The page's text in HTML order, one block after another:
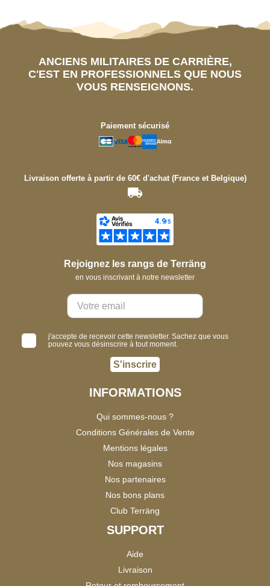
ANCIENS MILITAIRES DE CARRIÈRE,
C'EST EN PROFESSIONNELS QUE NOUS
VOUS RENSEIGNONS.
Paiement sécurisé
Livraison offerte à partir de 60€ d'achat (France et Belgique)
Rejoignez les rangs de Terräng
en vous inscrivant à notre newsletter
j'accepte de recevoir cette newsletter. Sachez que vous
pouvez vous désinscrire à tout moment.
S'inscrire
INFORMATIONS
Qui sommes-nous ?
Conditions Générales de Vente
Mentions légales
Nos magasins
Nos partenaires
Nos bons plans
Club Terräng
SUPPORT
Aide
Livraison